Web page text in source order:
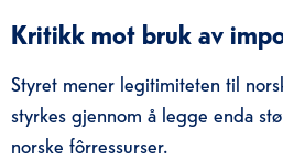
Kritikk mot bruk av
Styret mener legitimiteten til
styrkes gjennom å legge enda
norske fôrressurser.